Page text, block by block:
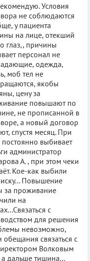
Условия
не соблюдаются
у пациента
на лице, отекший
глаз,, причины
персонал не
одежда,
моб тел не
якобы
цену за
повышают по
не прописанной в
а новый договор
спустя месяц. При
постоянно выбивает
администратор
А. , при этом чеки
Кое-как выбили
Повышение
за проживание
на
с
для решения
невозможно,
обещания связаться с
Волковым
а дальше тишина...